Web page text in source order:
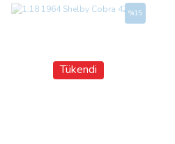
Tükendi
%15